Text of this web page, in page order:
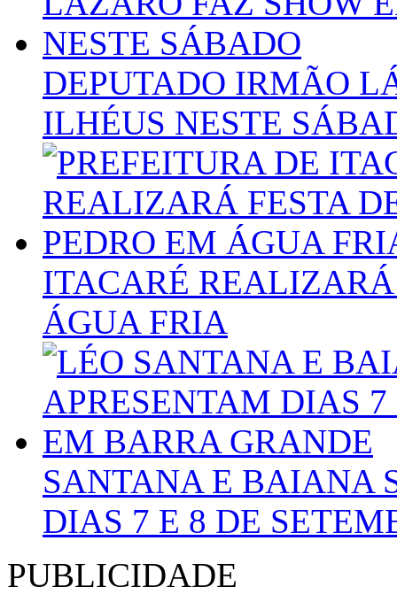
DEPUTADO IRMÃO
ILHÉUS NESTE
ITACARÉ
ÁGUA FRIA
SANTANA E BAIANA
DIAS 7 E 8 DE
PUBLICIDADE